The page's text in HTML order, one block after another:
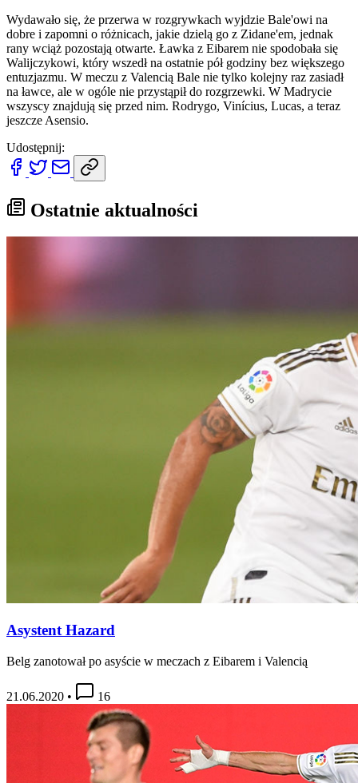
Wydawało się, że przerwa w rozgrywkach wyjdzie Bale'owi na
dobre i zapomni o różnicach, jakie dzielą go z Zidane'em, jednak
rany wciąż pozostają otwarte. Ławka z Eibarem nie spodobała się
Walijczykowi, który wszedł na ostatnie pół godziny bez większego
entuzjazmu. W meczu z Valencią Bale nie tylko kolejny raz zasiadł
na ławce, ale w ogóle nie przystąpił do rozgrzewki. W Madrycie
wszyscy znajdują się przed nim. Rodrygo, Vinícius, Lucas, a teraz
jeszcze Asensio.
Udostępnij:
Ostatnie aktualności
Asystent Hazard
Belg zanotował po asyście w meczach z Eibarem i Valencią
21.06.2020 • 16